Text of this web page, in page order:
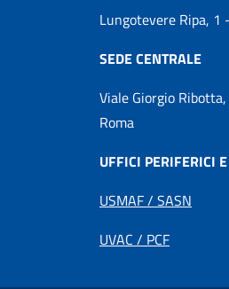
Lungotevere Ripa,
SEDE CENTRALE
Viale Giorgio
Roma
UFFICI PERIFERICI
USMAF / SASN
UVAC / PCF